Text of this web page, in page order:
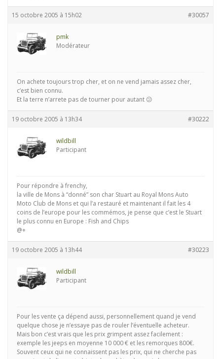
15 octobre 2005 à 15h02 #30057
pmk
Modérateur
On achete toujours trop cher, et on ne vend jamais assez cher,
c’est bien connu.
Et la terre n’arrete pas de tourner pour autant 😕
19 octobre 2005 à 13h34 #30222
wildbill
Participant
Pour répondre à frenchy,
la ville de Mons à “donné” son char Stuart au Royal Mons Auto
Moto Club de Mons et qui l’a restauré et maintenant il fait les 4
coins de l’europe pour les commémos, je pense que c’est le Stuart
le plus connu en Europe : Fish and Chips
@+
19 octobre 2005 à 13h44 #30223
wildbill
Participant
Pour les vente ça dépend aussi, personnellement quand je vend
quelque chose je n’essaye pas de rouler l’éventuelle acheteur.
Mais bon c’est vrais que les prix grimpent assez facilement :
exemple les jeeps en moyenne 10 000 € et les remorques 800€.
Souvent ceux qui ne connaissent pas les prix, qui ne cherche pas